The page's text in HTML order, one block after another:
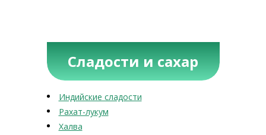
Сладости и сахар
Индийские сладости
Рахат-лукум
Халва